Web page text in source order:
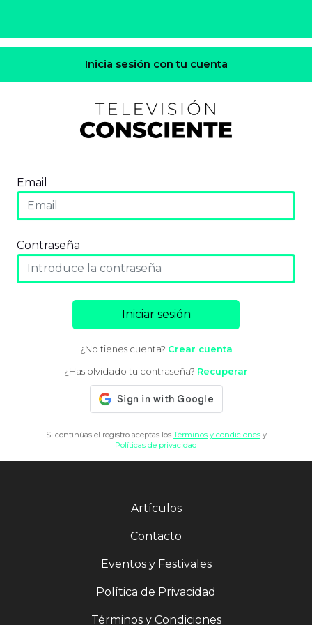
Inicia sesión con tu cuenta
Email
Contraseña
Iniciar sesión
¿No tienes cuenta? Crear cuenta
¿Has olvidado tu contraseña? Recuperar
Si continúas el registro aceptas los Términos y condicionesy
Políticas de privacidad
Artículos
Contacto
Eventos y Festivales
Política de Privacidad
Términos y Condiciones